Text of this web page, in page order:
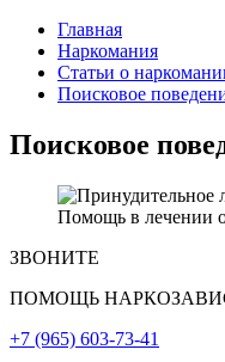
Главная
Наркомания
Статьи о
Поисковое
Поисковое
Помощь в лечении
ЗВОНИТЕ
ПОМОЩЬ
+7 (965) 603-73-41